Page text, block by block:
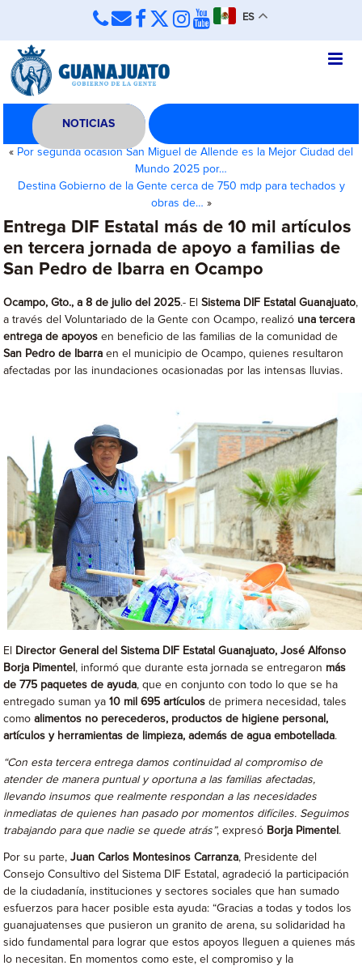
ES
NOTICIAS
« Por segunda ocasión San Miguel de Allende es la Mejor Ciudad del
Mundo 2025 por…
Destina Gobierno de la Gente cerca de 750 mdp para techados y
obras de… »
Entrega DIF Estatal más de 10 mil artículos
en tercera jornada de apoyo a familias de
San Pedro de Ibarra en Ocampo
Ocampo, Gto., a 8 de julio del 2025.- ElSistema DIF Estatal Guanajuato,
a través del Voluntariado de la Gente con Ocampo, realizó una tercera
entrega de apoyos en beneficio de las familias de la comunidad de
San Pedro de Ibarra en el municipio de Ocampo, quienes resultaron
afectadas por las inundaciones ocasionadas por las intensas lluvias.
El
Director General del Sistema DIF Estatal Guanajuato, José Alfonso
Borja Pimentel , informó que durante esta jornada se entregaron más
de 775 paquetes de ayuda, que en conjunto con todo lo que se ha
entregado suman ya10 mil 695 artículos de primera necesidad, tales
comoalimentos no perecederos, productos de higiene personal,
artículos y herramientas de limpieza, además de agua embotellada.
“Con esta tercera entrega damos continuidad al compromiso de
atender de manera puntual y oportuna a las familias afectadas,
llevando insumos que realmente respondan a las necesidades
inmediatas de quienes han pasado por momentos difíciles. Seguimos
trabajando para que nadie se quede atrás”, expresó Borja Pimentel .
Por su parte,Juan Carlos Montesinos Carranza, Presidente del
Consejo Consultivo del Sistema DIF Estatal, agradeció la participación
de la ciudadanía, instituciones y sectores sociales que han sumado
esfuerzos para hacer posible esta ayuda: “Gracias a todas y todos los
guanajuatenses que pusieron un granito de arena, su solidaridad ha
sido fundamental para lograr que estos apoyos lleguen a quienes más
lo necesitan. En momentos como este, el compromiso y la